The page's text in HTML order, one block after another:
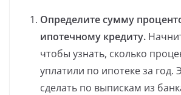
Определите сумму
ипотечному кредиту.
чтобы узнать, сколько
уплатили по ипотеке за год.
сделать по выпискам из